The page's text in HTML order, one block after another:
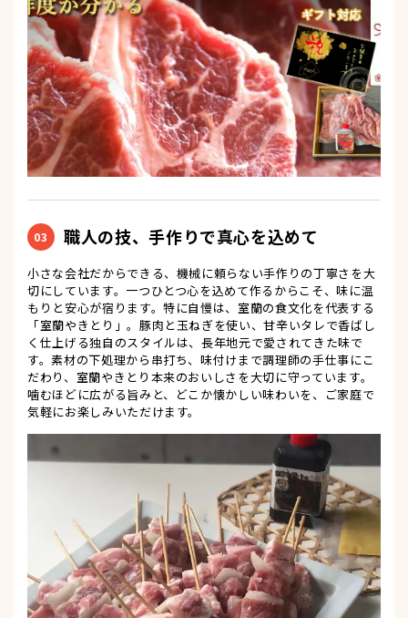
03 職人の技、手作りで真心を込めて
小さな会社だからできる、機械に頼らない手作りの丁寧さを大
切にしています。一つひとつ心を込めて作るからこそ、味に温
もりと安心が宿ります。特に自慢は、室蘭の食文化を代表する
「室蘭やきとり」。豚肉と玉ねぎを使い、甘辛いタレで香ばし
く仕上げる独自のスタイルは、長年地元で愛されてきた味で
す。素材の下処理から串打ち、味付けまで調理師の手仕事にこ
だわり、室蘭やきとり本来のおいしさを大切に守っています。
噛むほどに広がる旨みと、どこか懐かしい味わいを、ご家庭で
気軽にお楽しみいただけます。